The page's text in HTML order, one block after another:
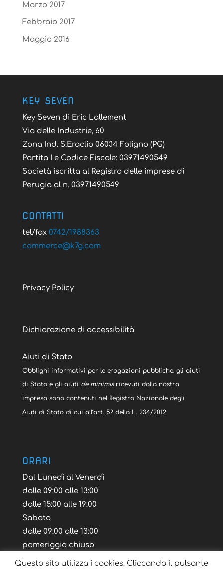
Marzo 2017
Febbraio 2017
Maggio 2016
KEY SEVEN
Key Seven di Eric Lallement
Via delle Industrie, 60
Zona Ind. S.Eraclio 06034 Foligno (PG)
Partita I e Codice Fiscale: 03971490549
Società iscritta al Registro delle imprese di
Perugia al n. 03971490549
CONTATTI
tel/fax 0742/1988363
moc.g7k
@ecremmoc
Privacy Policy
Dichiarazione di accessibilità
Aiuti di Stato
Obblighi informativi per le erogazioni pubbliche: gli aiuti
di Stato e gli aiuti de minimisricevuti dalla nostra
impresa sono contenuti nel Registro Nazionale degli
Aiuti di Stato di cui all’art. 52 della L. 234/2012
ORARI
Dal Lunedì al Venerdì
dalle 09:00 alle 13:00
dalle 15:00 alle 19:00
Sabato
dalle 09:00 alle 13:00
pomeriggio chiuso
Questo sito utilizza i cookies. Cliccando il pulsante